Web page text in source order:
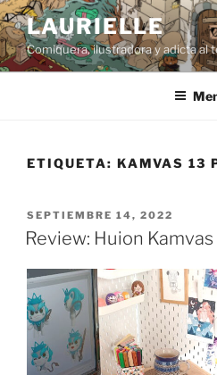
Saltar
al
contenido
LAURIELLE
Comiquera, ilustradora y adicta al
ETIQUETA: KAMVAS 13
PUBLICADO
EL
SEPTIEMBRE 14, 2022
Review: Huion Kamvas